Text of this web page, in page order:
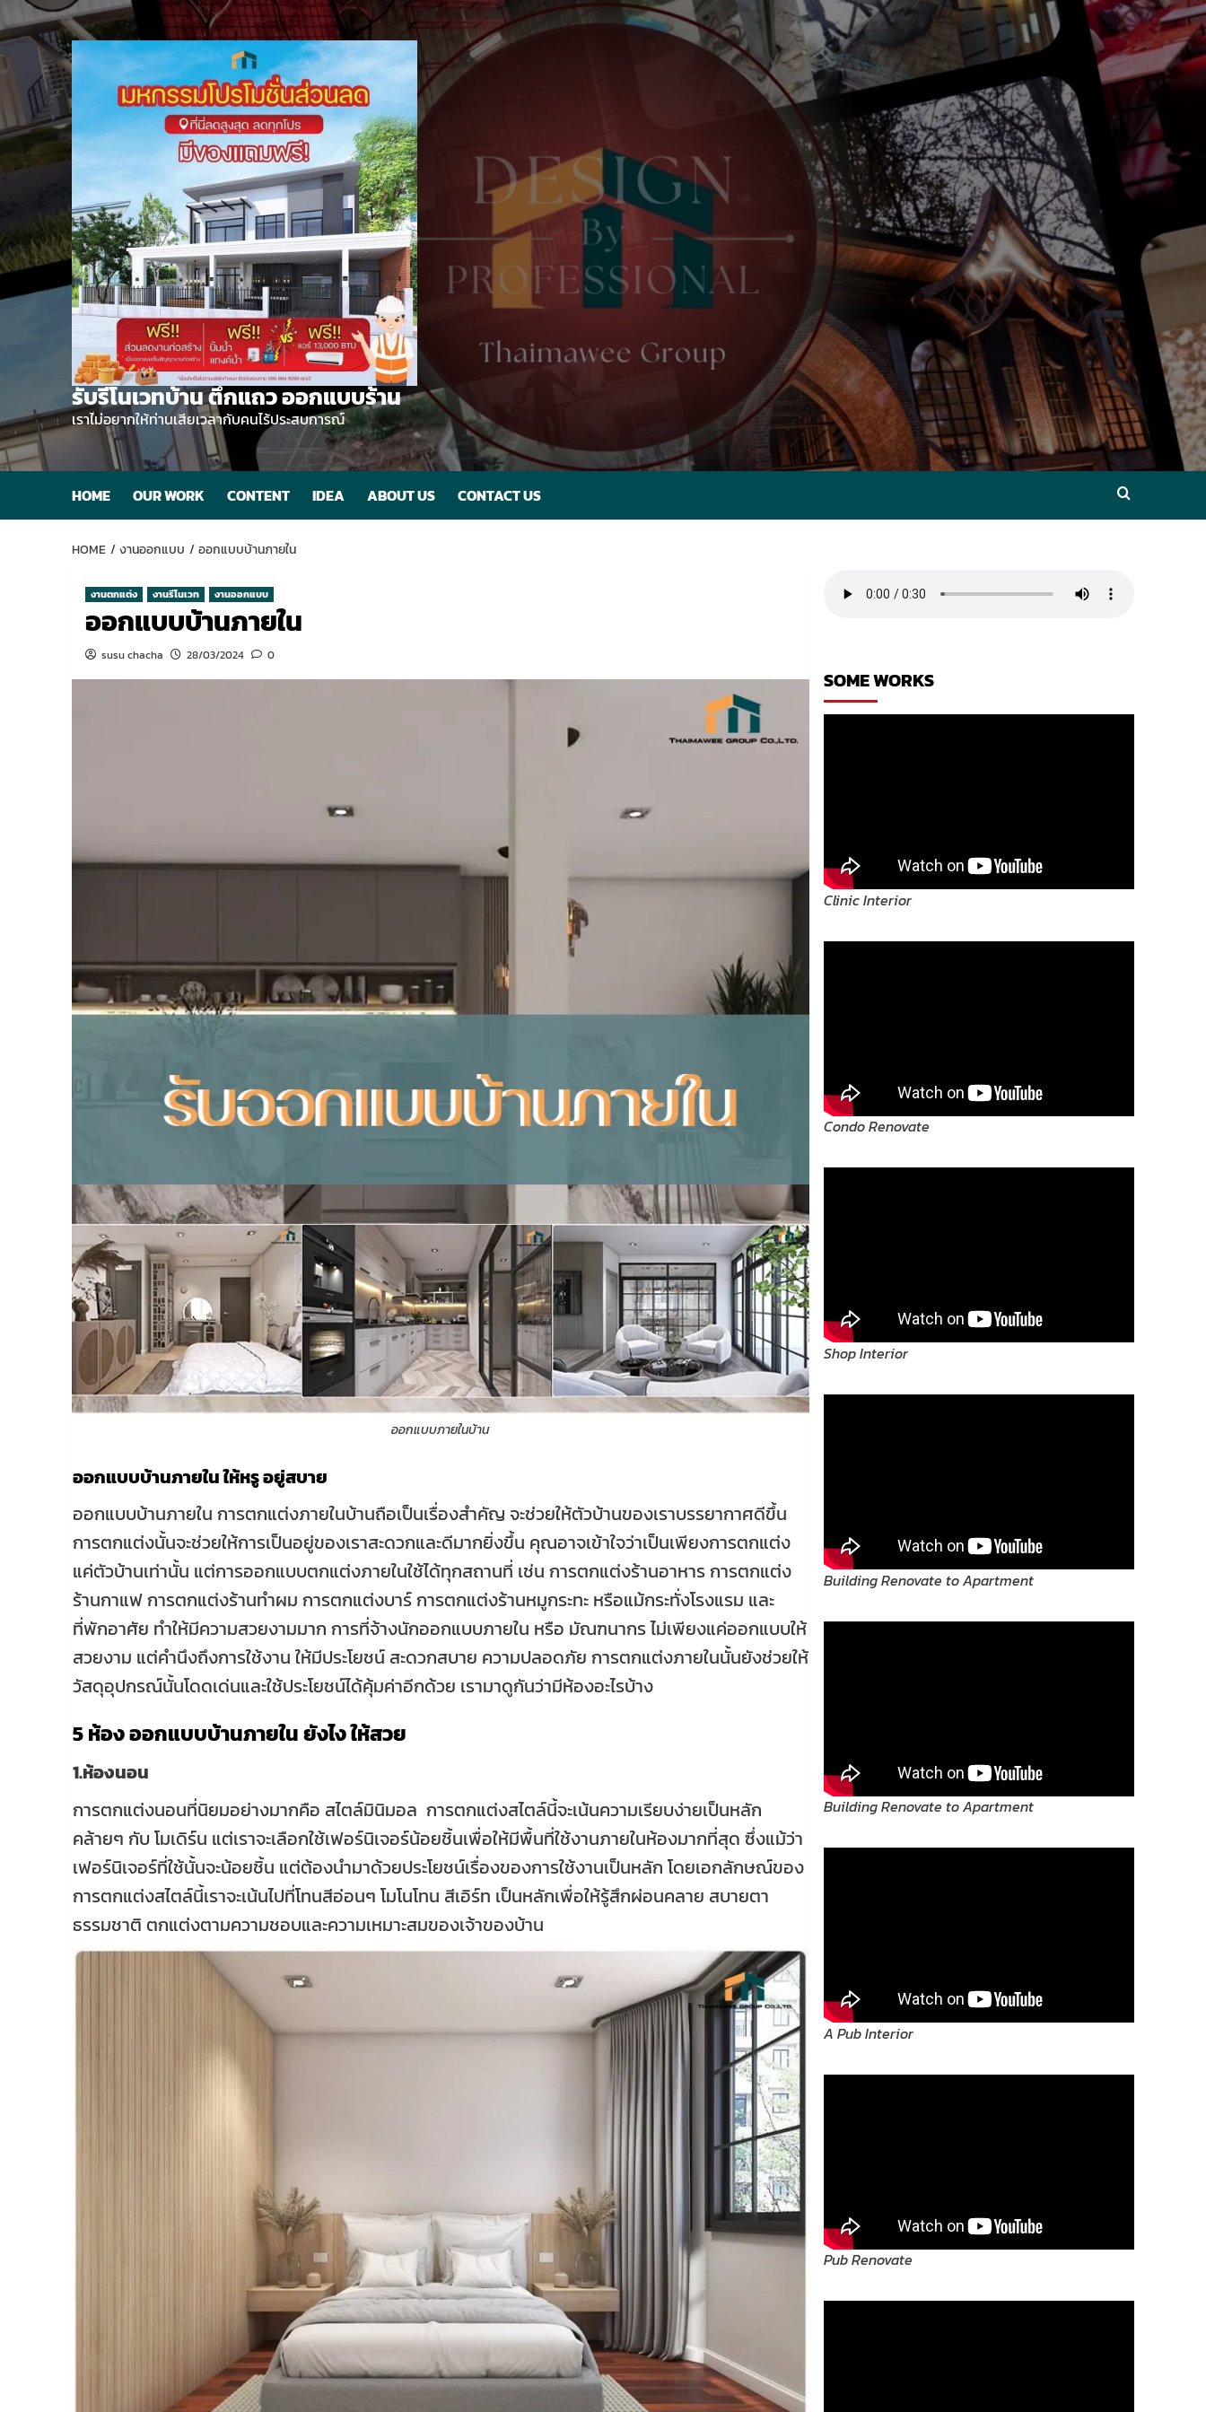
Skip
to
content
รับรีโนเวทบ้าน ตึกแถว ออกแบบร้าน
เราไม่อยากให้ท่านเสียเวลากับคนไร้ประสบการณ์
HOME OUR WORK CONTENT IDEA ABOUT US CONTACT US
HOME งานออกแบบ ออกแบบบ้านภายใน
งานตกแต่ง งานรีโนเวท งานออกแบบ
ออกแบบบ้านภายใน
susu chacha 28/03/2024 0
ออกแบบภายในบ้าน
ออกแบบบ้านภายใน ให้หรู อยู่สบาย
ออกแบบบ้านภายใน การตกแต่งภายในบ้านถือเป็นเรื่องสำคัญ จะช่วยให้ตัวบ้านของเราบรรยากาศดีขึ้น
การตกแต่งนั้นจะช่วยให้การเป็นอยู่ของเราสะดวกและดีมากยิ่งขึ้น คุณอาจเข้าใจว่าเป็นเพียงการตกแต่ง
แค่ตัวบ้านเท่านั้น แต่การออกแบบตกแต่งภายในใช้ได้ทุกสถานที่ เช่น การตกแต่งร้านอาหาร การตกแต่ง
ร้านกาแฟ การตกแต่งร้านทำผม การตกแต่งบาร์ การตกแต่งร้านหมูกระทะ หรือแม้กระทั่งโรงแรม และ
ที่พักอาศัย ทำให้มีความสวยงามมาก การที่จ้างนักออกแบบภายใน หรือ มัณฑนากร ไม่เพียงแค่ออกแบบให้
สวยงาม แต่คำนึงถึงการใช้งาน ให้มีประโยชน์ สะดวกสบาย ความปลอดภัย การตกแต่งภายในนั้นยังช่วยให้
วัสดุอุปกรณ์นั้นโดดเด่นและใช้ประโยชน์ได้คุ้มค่าอีกด้วย เรามาดูกันว่ามีห้องอะไรบ้าง
5 ห้อง ออกแบบบ้านภายในยังไง ให้สวย
1.ห้องนอน
การตกแต่งนอนที่นิยมอย่างมากคือ สไตล์มินิมอล การตกแต่งสไตล์นี้จะเน้นความเรียบง่ายเป็นหลัก
คล้ายๆ กับ โมเดิร์น แต่เราจะเลือกใช้เฟอร์นิเจอร์น้อยชิ้นเพื่อให้มีพื้นที่ใช้งานภายในห้องมากที่สุด ซึ่งแม้ว่า
เฟอร์นิเจอร์ที่ใช้นั้นจะน้อยชิ้น แต่ต้องนำมาด้วยประโยชน์เรื่องของการใช้งานเป็นหลัก โดยเอกลักษณ์ของ
การตกแต่งสไตล์นี้เราจะเน้นไปที่โทนสีอ่อนๆ โมโนโทน สีเอิร์ท เป็นหลักเพื่อให้รู้สึกผ่อนคลาย สบายตา
ธรรมชาติ ตกแต่งตามความชอบและความเหมาะสมของเจ้าของบ้าน
SOME WORKS
Clinic Interior
Condo Renovate
Shop Interior
Building Renovate to Apartment
Building Renovate to Apartment
A Pub Interior
Pub Renovate